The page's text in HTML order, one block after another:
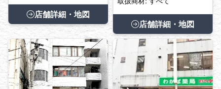
店舗詳細・地図
店舗詳細・地図